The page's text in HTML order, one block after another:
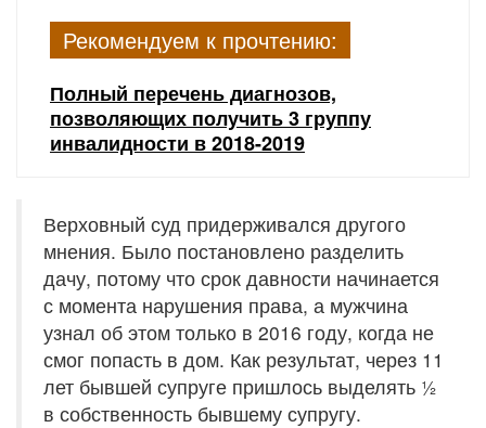
Рекомендуем к прочтению:
Полный перечень диагнозов,
позволяющих получить 3 группу
инвалидности в 2018-2019
Верховный суд придерживался другого
мнения. Было постановлено разделить
дачу, потому что срок давности начинается
с момента нарушения права, а мужчина
узнал об этом только в 2016 году, когда не
смог попасть в дом. Как результат, через 11
лет бывшей супруге пришлось выделять ½
в собственность бывшему супругу.